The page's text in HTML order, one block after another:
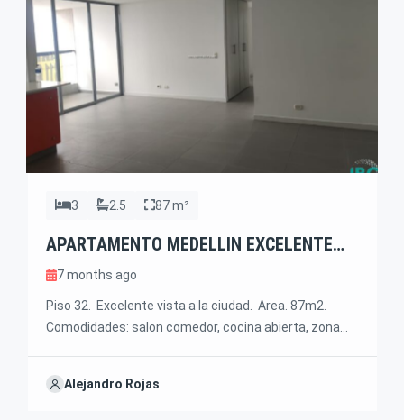
3 2.5 87 m²
APARTAMENTO MEDELLIN EXCELENTE
VISTA
7 months ago
Piso 32. Excelente vista a la ciudad. Area. 87m2.
Comodidades: salon comedor, cocina abierta, zona
baño social. 2 parqueaderos paralelos y cuarto util.
Alejandro Rojas